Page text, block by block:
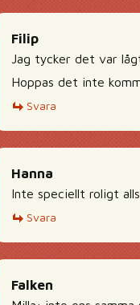
Filip
Jag tycker det var
Hoppas det inte
Svara
Hanna
Inte speciellt roligt
Svara
Falken